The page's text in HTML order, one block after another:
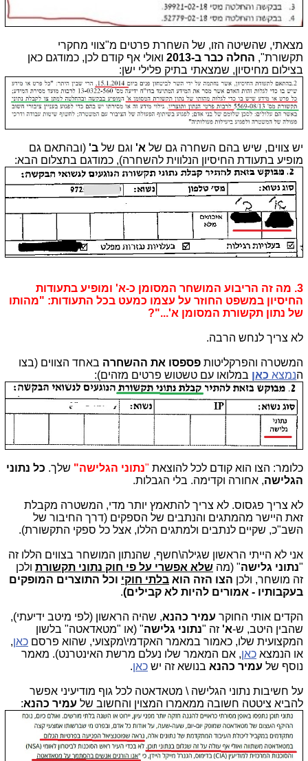
מצאתי, שהשיטה הזו, של השחרת פרטים מ"צווי מחקרי
תקשורת", החלה כבר ב-2013
ואולי אף קודם לכן, כמודגם כאן
בצילום מחיסיון, שמצאתי בתיק פלילי ישן:
יש צווים, שיש בהם השחרה גם של א' וגם של ב' (ובהתאם גם
מופיע בתעודת החיסיון הנלווית להשחרה), כמודגם בתצלום הבא:
3. מה זה הריבוע המושחר המסומן כ-א' ומופיע בתעודות
החיסיון במשפט החוזר על עצמו כמעט בכל התעודות: "מהותו
של נתון תקשורת המסומן א'..."?
לא צריך לנחש הרבה.
המשטרה והפרקליטות פספסו את ההשחרה באחד הצווים (בצו
הנמצא כאן במלואו עם טשטוש פרטים מזהים):
כלומר: הצו הוא קודם לכל להוצאת "נתוני הגלישה" שלך. כל נתוני
הגלישה, אחורה וקדימה. בלי הגבלות.
לא צריך פגסוס. לא צריך להתאמץ יותר מדי, המשטרה מקבלת
זאת היישר מהמתגים והנתבים של הספקים (דרך החיבור של
השב"כ, שקיים לנתבים ולמתגים הללו, אצל כל ספקי התקשורת).
אני לא הייתי הראשון שגילה\חשף, שהנתון המושחר בצווים הללו זה
"נתוני גלישה" (מה שלא אפשרי על פי חוק נתוני תקשורת ולכן
זה מושחר, ולכן הצו הזה הוא בלתי חוקי וכל התוצרים המופקים
בעקבותיו - אמורים להיות לא קבילים).
הקדים אותי החוקר עמיר כהנא, שהיה הראשון (לפי מיטב ידיעתי),
שהבין היטב, ש-א' זה "נתוני גלישה" (או "מטאדאטה" בלשון
המקצועית שלו, כאמור במאמר האקדמי\מקצועי, שהוא פרסם כאן,
או הנמצא כאן, אם המאמר שלו נעלם מרשת האינטרנט). מאמר
נוסף של עמיר כהנא בנושא זה יש כאן.
על חשיבות נתוני הגלישה \ מטאדאטה לכל גוף מודיעיני אפשר
להביא ציטטה חשובה ממאמרו המצוין והחשוב של עמיר כהנא: